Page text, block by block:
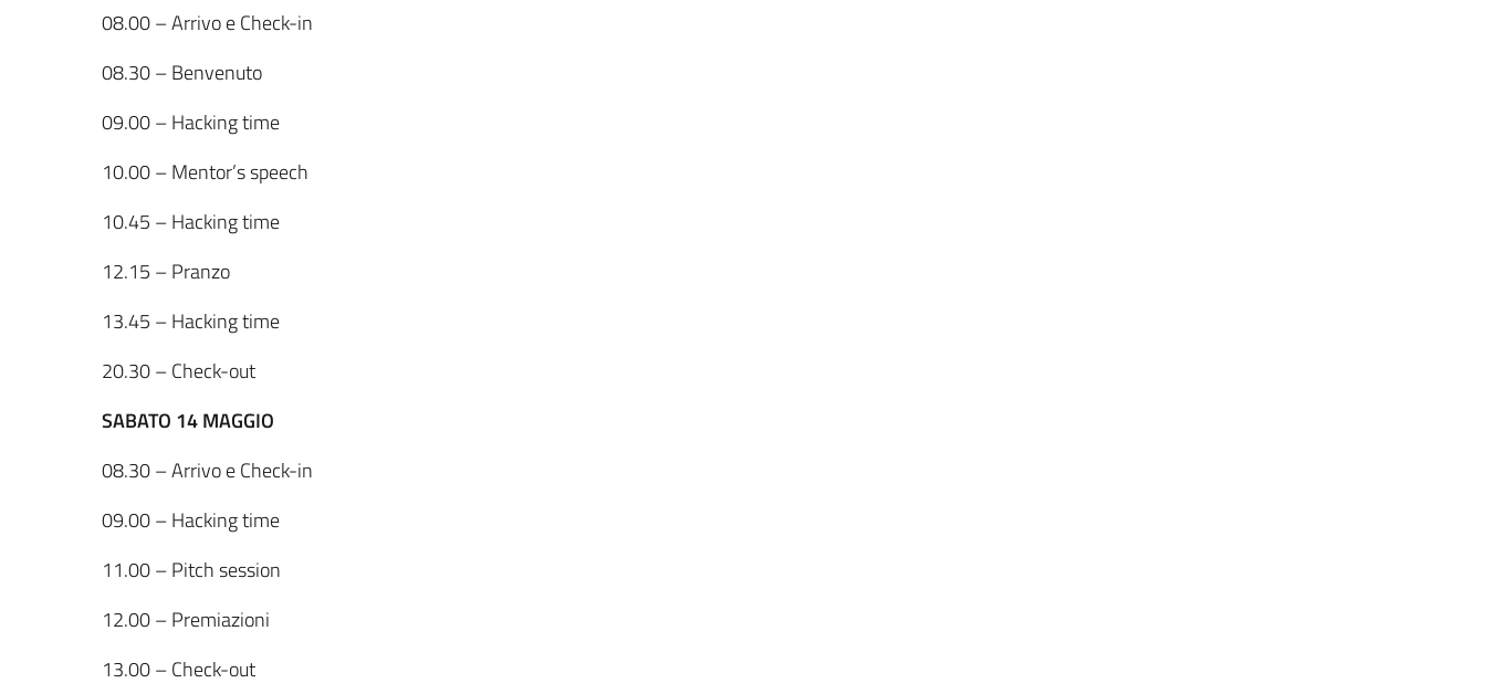
08.00 – Arrivo e Check-in
08.30 – Benvenuto
09.00 – Hacking time
10.00 – Mentor’s speech
10.45 – Hacking time
12.15 – Pranzo
13.45 – Hacking time
20.30 – Check-out
SABATO 14 MAGGIO
08.30 – Arrivo e Check-in
09.00 – Hacking time
11.00 – Pitch session
12.00 – Premiazioni
13.00 – Check-out